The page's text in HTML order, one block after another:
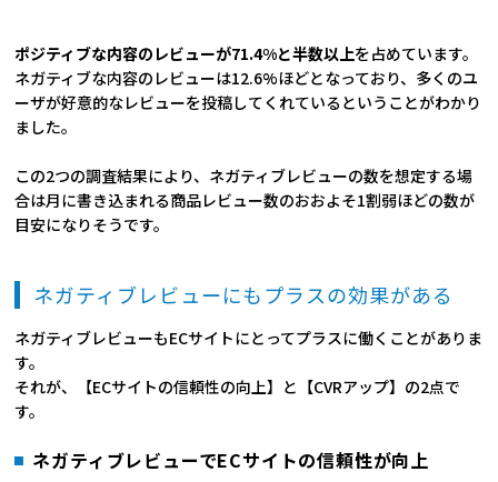
ポジティブな内容のレビューが71.4%と半数以上を占めています。
ネガティブな内容のレビューは12.6%ほどとなっており、多くのユ
ーザが好意的なレビューを投稿してくれているということがわかり
ました。
この2つの調査結果により、ネガティブレビューの数を想定する場
合は月に書き込まれる商品レビュー数のおおよそ1割弱ほどの数が
目安になりそうです。
ネガティブレビューにもプラスの効果がある
ネガティブレビューもECサイトにとってプラスに働くことがありま
す。
それが、【ECサイトの信頼性の向上】と【CVRアップ】の2点で
す。
ネガティブレビューでECサイトの信頼性が向上